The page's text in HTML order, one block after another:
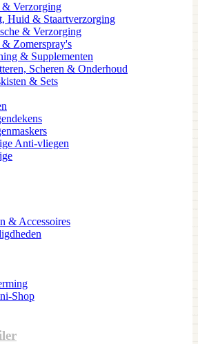
Verzorging
Huid & Staartverzorging
& Verzorging
Zomerspray's
& Supplementen
Scheren & Onderhoud
& Sets
Anti-vliegen
& Accessoires
Shop